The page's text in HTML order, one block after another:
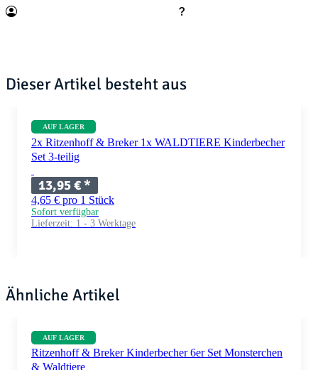
Dieser Artikel besteht aus
AUF LAGER
2x Ritzenhoff & Breker 1x WALDTIERE Kinderbecher
Set 3-teilig
13,95 €*
4,65 € pro 1 Stück
Sofort verfügbar
Lieferzeit: 1 - 3 Werktage
Ähnliche Artikel
AUF LAGER
Ritzenhoff & Breker Kinderbecher 6er Set Monsterchen
& Waldtiere